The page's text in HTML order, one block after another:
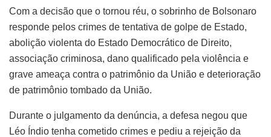
Com a decisão que o tornou réu, o sobrinho de Bolsonaro
responde pelos crimes de tentativa de golpe de Estado,
abolição violenta do Estado Democrático de Direito,
associação criminosa, dano qualificado pela violência e
grave ameaça contra o patrimônio da União e deterioração
de patrimônio tombado da União.
Durante o julgamento da denúncia, a defesa negou que
Léo Índio tenha cometido crimes e pediu a rejeição da